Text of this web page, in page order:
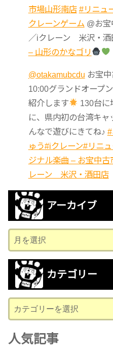
市場山形南店 #リニュ
クレーンゲーム @お
／iクレーン 米沢・酒
– 山形のかなゴリ
@otakamubcdu お宝
10:00グランドオープ
紹介します
130台に
に、県内初の台湾キ
んなで遊びにきてね♪
ゅう#iクレーン#リニ
ジナル楽曲 – お宝中
レーン 米沢・酒田店
アーカイブ
ー
カ
ブ
カテゴリー
テ
ゴ
リ
人気記事